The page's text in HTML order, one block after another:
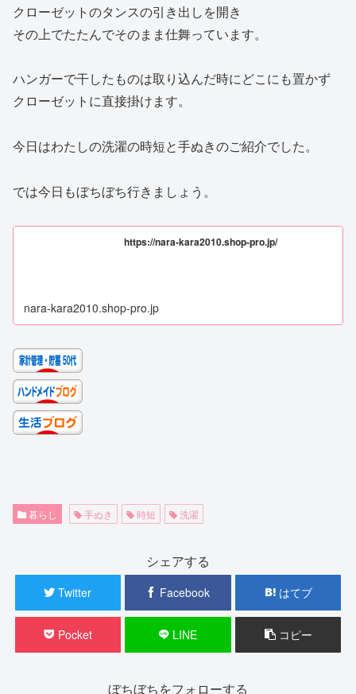
クローゼットのタンスの引き出しを開き
その上でたたんでそのまま仕舞っています。
ハンガーで干したものは取り込んだ時にどこにも置かず
クローゼットに直接掛けます。
今日はわたしの洗濯の時短と手ぬきのご紹介でした。
では今日もぼちぼち行きましょう。
https://nara-kara2010.shop-pro.jp/
nara-kara2010.shop-pro.jp
暮らし 手ぬき 時短 洗濯
シェアする
Twitter Facebook はてブ
Pocket LINE コピー
ぼちぼちをフォローする